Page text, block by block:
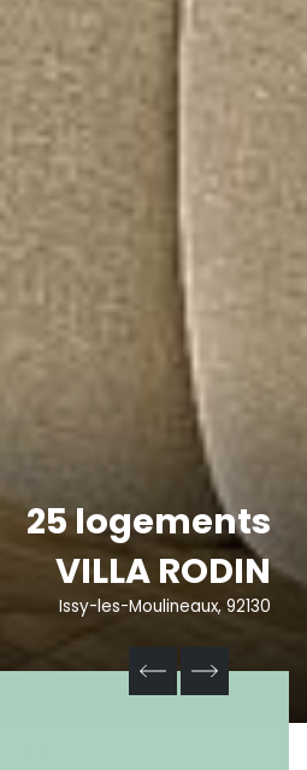
25 logements
VILLA RODIN
Issy-les-Moulineaux, 92130